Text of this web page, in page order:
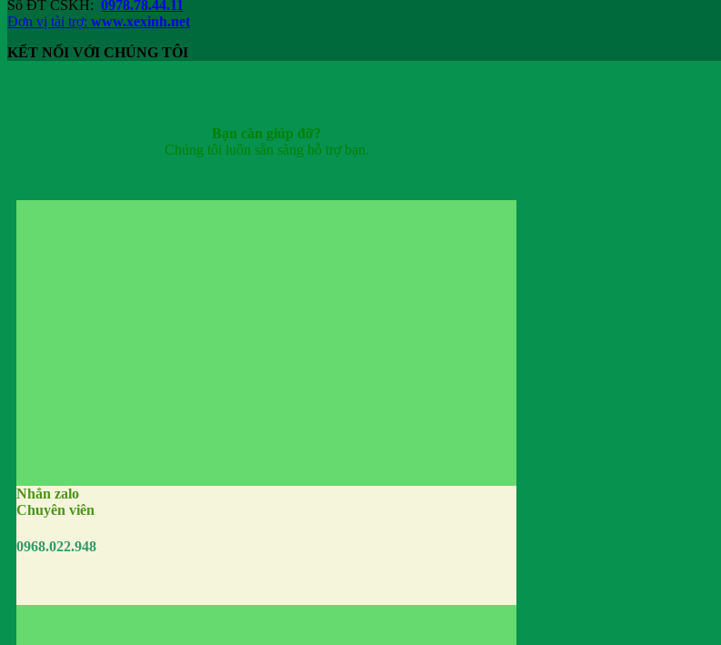
Số ĐT CSKH: 0978.78.44.11
Đơn vị tài trợ: www.xexinh.net
KẾT NỐI VỚI CHÚNG TÔI
Bạn cần giúp đỡ?
Chúng tôi luôn sẵn sàng hỗ trợ bạn.
Nhắn zalo
Chuyên viên
0968.022.948